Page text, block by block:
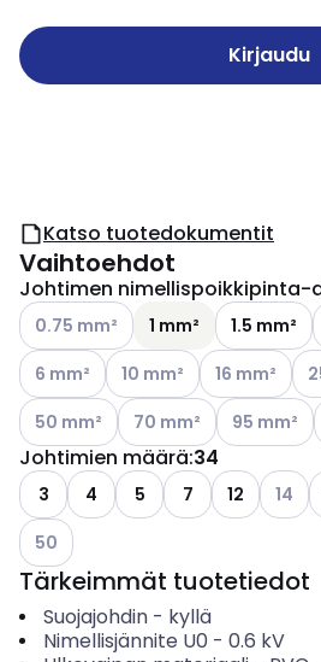
Kirjaudu
Katso tuotedokumentit
Vaihtoehdot
Johtimen nimellispoikkipinta-
Katso käytettävissä olevat
0.75 mm² 1 mm² 1.5 mm²
Katso käytettävissä olevat
6 mm² Katso käytettävissä
10 mm² Katso
16 mm²
Katso käytettävissä olevat
50 mm² Katso käytettävissä
70 mm² Katso
95 mm²
Johtimien määrä:34
3 4 5 7 12 Katso
14
Katso käytettävissä olevat
50
Tärkeimmät tuotetiedot
Suojajohdin- kyllä
Nimellisjännite U0 - 0.6 kV